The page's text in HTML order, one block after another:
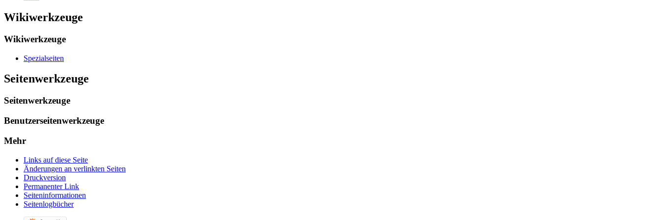
Wikiwerkzeuge
Wikiwerkzeuge
Spezialseiten
Seitenwerkzeuge
Seitenwerkzeuge
Benutzerseitenwerkzeuge
Mehr
Links auf diese Seite
Änderungen an verlinkten Seiten
Druckversion
Permanenter Link
Seiten­­informationen
Seitenlogbücher